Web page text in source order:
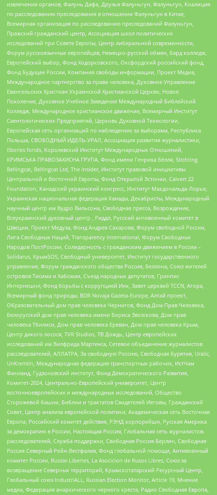
извлечения органов, Фалунь Дафа, Друзья Фалуньгун, Фалуньгун, Коалиция
по расследованию преследования в отношении Фалуньгун в Китае,
Всемирная организация по расследованию преследований Фалуньгун,
Пражский гражданский центр, Ассоциация школ политических
исследований при Совете Европы, Центр либеральной современности,
Форум русскоязычных европейцев, Немецко-русский обмен, Бард колледж,
Европейский выбор, Фонд Ходорковского, Оксфордский российский фонд,
Фонд Будущее России, Компания свободы информации, Проект Медиа,
Международное партнерство за права человека, Духовное Управление
Евангельских Христиан Украинской Христианской Церкви, Новое
Поколение, Духовное Учебное Заведение Международный Библейский
Колледж, Международное христианское движение, Всемирный Институт
Саентологических Предприятий, Церковь Духовной Технологии,
Европейская сеть организаций по наблюдению за выборами, Республика
Польша, СВОБОДНЫЙ ИДЕЛЬ-УРАЛ, Ассоциация развития журналистики,
IStories fonds, Королевский Институт Международных Отношений,
КРИМСЬКА ПРАВОЗАХИСНА ГРУПА, Фонд имени Генриха Бёлля, Stichting
Bellingcat, Bellingcat Ltd, The Insider, Институт правовой инициативы
Центральной и Восточной Европы, Фонд Открытой Эстонии, Calvert 22
Foundation, Канадский украинский конгресс, Институт Макдональда-Лорье,
Украинская национальная федерация Канады, Декабристы, Международный
научный центр им Вудро Вильсона, Свободная пресса, Возрождение,
Всеукраинский духовный центр , Риддл, Русский антивоенный комитет в
Швеции, Проект Медуза, Фонд Андрея Сахарова, Форум свободной России,
Лига Свободных Наций, Transparеncy International, Форум Свободных
Народов ПостРоссии, Солидарность с гражданским движением в России –
Solidarus, КрымSOS, Свободный университет, Институт государственного
управления, Форум гражданского общества Россия, Беллона, Союз жителей
островов Тисима и Хабомаи, Съезд народных депутатов, Гринпис
Интернешнл, Фонд борьбы с коррупцией Инк, Завет церквей TCCN, Агора,
Всемирный фонд природы, BDR Novaja Gazeta-Europe, Алтай проект,
Образовательный дом прав человека Чернигов, Фонд Дом Прав Человека,
Белорусский дом прав человека имени Бориса Звозскова, Дом прав
человека Тбилиси, Дом прав человека Ереван, Дом прав человека Крым,
Центр дикого лосося, TVR Studios, ТВ Дождь, Центр европейских
исследований им Вилфрида Мартенса, Сетевое объединение журналистов
расследователей, АЛЛАТРА, За свободную Россию, Свободная Бурятия, Uralic,
UnKremlin, Международная федерация транспортных рабочих, ИстЧам
Финланд, Гудзоновский институт, Фонд Демократического Развития,
Комитет-2024, Центрально-Европейский университет, Центр
восточноевропейских и международных исследований, Общество
Сторожевой башни, Библии и трактатов Свидетелей Иеговы, Гражданский
Совет, Центр анализа европейской политики, Академическая сеть Восточная
Европа, Российский комитет действия, РЭНД корпорейшн, Русская Америка
за демократию в России, Настоящая Россия, Глобальная сеть журналистов-
расследователей, Служба поддержки, Свободная Россия Берлин, Свободная
Россия Северный Рейн-Вестфалия, Фонд глобальной помощи, Антивоенный
комитет России, Russie-Libertes, La Asocicion de Rusos Libres, Союз за
возвращение Северных территорий, Крымскотатарский Ресурсный Центр,
Глобальный союз IndustriALL, Russian Election Monitor, Article 19, Мнение
медиа, Федерация анархического черного креста, Радио Свободная Европа,